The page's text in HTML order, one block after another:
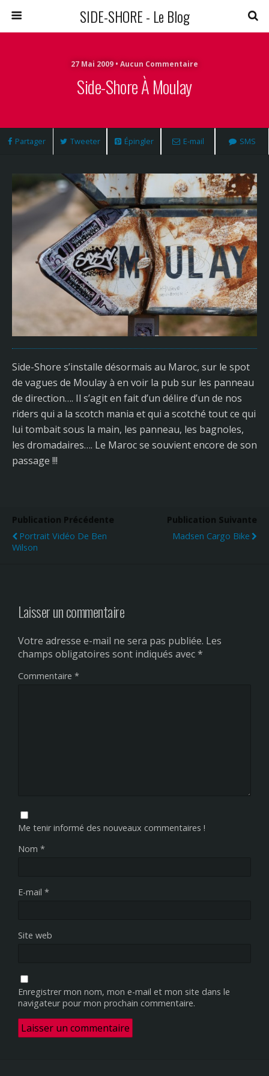
SIDE-SHORE - Le Blog
27 Mai 2009 • Aucun Commentaire
Side-Shore À Moulay
Partager Tweeter Épingler E-mail SMS
Side-Shore s’installe désormais au Maroc, sur le spot
de vagues de Moulay à en voir la pub sur les panneau
de direction…. Il s’agit en fait d’un délire d’un de nos
riders qui a la scotch mania et qui a scotché tout ce qui
lui tombait sous la main, les panneau, les bagnoles,
les dromadaires…. Le Maroc se souvient encore de son
passage !!!
Publication Précédente
Portrait Vidéo De Ben
Wilson
Publication Suivante
Madsen Cargo Bike
Laisser un commentaire
Votre adresse e-mail ne sera pas publiée. Les
champs obligatoires sont indiqués avec*
Commentaire *
Me tenir informé des nouveaux commentaires !
Nom *
E-mail *
Site web
Enregistrer mon nom, mon e-mail et mon site dans le
navigateur pour mon prochain commentaire.